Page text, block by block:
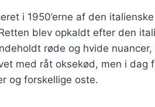
i 1950’erne af den
blev opkaldt efter den
røde og hvide
med råt oksekød, men i dag
og forskellige oste.